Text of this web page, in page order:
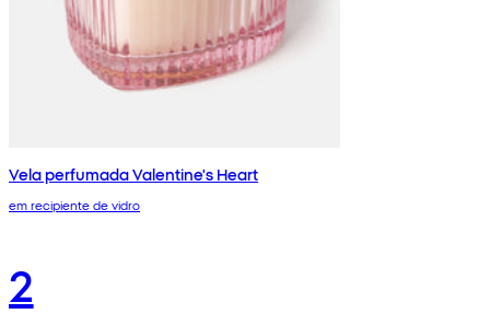
Vela perfumada Valentine's Heart
em recipiente de vidro
2